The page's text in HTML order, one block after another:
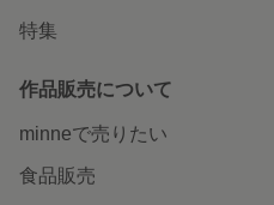
特集
作品販売について
minneで売りたい
食品販売